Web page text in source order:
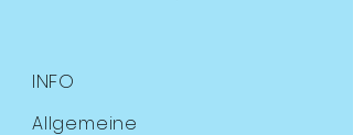
INFO
Allgemeine